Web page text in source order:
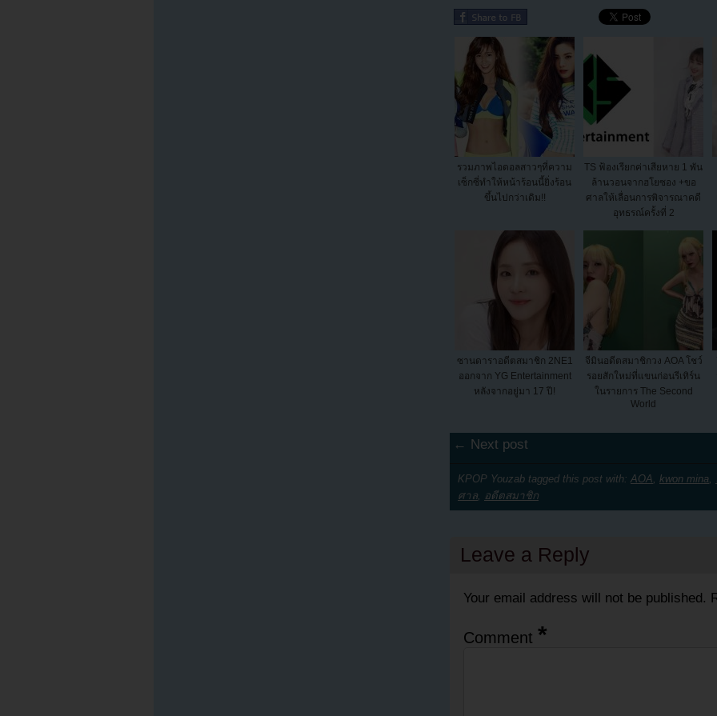
รวมภาพไอดอลสาวๆที่ความ
เซ็กซี่ทำให้หน้าร้อนนี้ยิ่งร้อน
ขึ้นไปกว่าเดิม!!
TS ฟ้องเรียกค่าเสียหาย 1 พัน
ล้านวอนจากฮโยซอง +ขอ
ศาลให้เลื่อนการพิจารณาคดี
อุทธรณ์ครั้งที่ 2
ซานดาราอดีตสมาชิก 2NE1
ออกจาก YG Entertainment
หลังจากอยู่มา 17 ปี!
จีมินอดีตสมาชิกวง AOA โชว์
รอยสักใหม่ที่แขนก่อนรีเทิร์น
ในรายการ The Second
World
← Next post
KPOP Youzab tagged this post with: AOA kwon mina
ศาล
อดีตสมาชิก
Leave a Reply
Your email address will not be published.
Comment *